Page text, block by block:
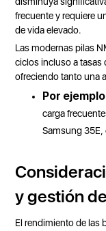
frecuente y requiere
de vida elevado.
Las modernas pilas
ciclos incluso a tasas
ofreciendo tanto una
Por
carga
Samsung 35E,
y gestión
El rendimiento de las